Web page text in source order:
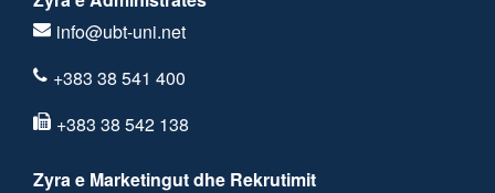
info@ubt-uni.net
+383 38 541 400
+383 38 542 138
Zyra e Marketingut dhe Rekrutimit